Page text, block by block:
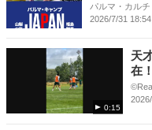
パルマ・カル
2026/7/31 18:54
0:15
天
在